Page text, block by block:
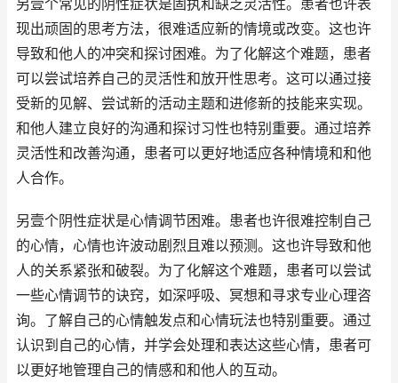
另壹个常见的阴性症状是固执和缺乏灵活性。患者也许表
现出顽固的思考方法，很难适应新的情境或改变。这也许
导致和他人的冲突和探讨困难。为了化解这个难题，患者
可以尝试培养自己的灵活性和放开性思考。这可以通过接
受新的见解、尝试新的活动主题和进修新的技能来实现。
和他人建立良好的沟通和探讨习性也特别重要。通过培养
灵活性和改善沟通，患者可以更好地适应各种情境和和他
人合作。
另壹个阴性症状是心情调节困难。患者也许很难控制自己
的心情，心情也许波动剧烈且难以预测。这也许导致和他
人的关系紧张和破裂。为了化解这个难题，患者可以尝试
一些心情调节的诀窍，如深呼吸、冥想和寻求专业心理咨
询。了解自己的心情触发点和心情玩法也特别重要。通过
认识到自己的心情，并学会处理和表达这些心情，患者可
以更好地管理自己的情感和和他人的互动。